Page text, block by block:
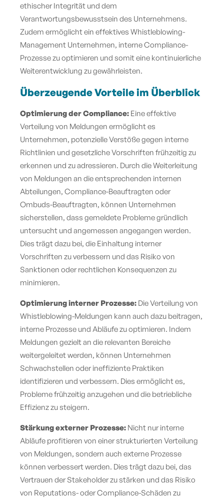
ethischer Integrität und dem
Verantwortungsbewusstsein des Unternehmens.
Zudem ermöglicht ein effektives Whistleblowing-
Management Unternehmen, interne Compliance-
Prozesse zu optimieren und somit eine kontinuierliche
Weiterentwicklung zu gewährleisten.
Überzeugende Vorteile im Überblick
Optimierung der Compliance: Eine effektive
Verteilung von Meldungen ermöglicht es
Unternehmen, potenzielle Verstöße gegen interne
Richtlinien und gesetzliche Vorschriften frühzeitig zu
erkennen und zu adressieren. Durch die Weiterleitung
von Meldungen an die entsprechenden internen
Abteilungen, Compliance-Beauftragten oder
Ombuds-Beauftragten, können Unternehmen
sicherstellen, dass gemeldete Probleme gründlich
untersucht und angemessen angegangen werden.
Dies trägt dazu bei, die Einhaltung interner
Vorschriften zu verbessern und das Risiko von
Sanktionen oder rechtlichen Konsequenzen zu
minimieren.
Optimierung interner Prozesse: Die Verteilung von
Whistleblowing-Meldungen kann auch dazu beitragen,
interne Prozesse und Abläufe zu optimieren. Indem
Meldungen gezielt an die relevanten Bereiche
weitergeleitet werden, können Unternehmen
Schwachstellen oder ineffiziente Praktiken
identifizieren und verbessern. Dies ermöglicht es,
Probleme frühzeitig anzugehen und die betriebliche
Effizienz zu steigern.
Stärkung externer Prozesse: Nicht nur interne
Abläufe profitieren von einer strukturierten Verteilung
von Meldungen, sondern auch externe Prozesse
können verbessert werden. Dies trägt dazu bei, das
Vertrauen der Stakeholder zu stärken und das Risiko
von Reputations- oder Compliance-Schäden zu